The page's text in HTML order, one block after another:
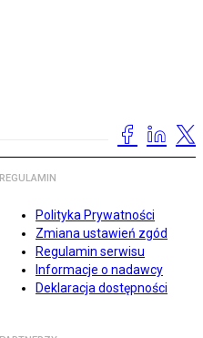
REGULAMIN
Polityka Prywatności
Zmiana ustawień zgód
Regulamin serwisu
Informacje o nadawcy
Deklaracja dostępności